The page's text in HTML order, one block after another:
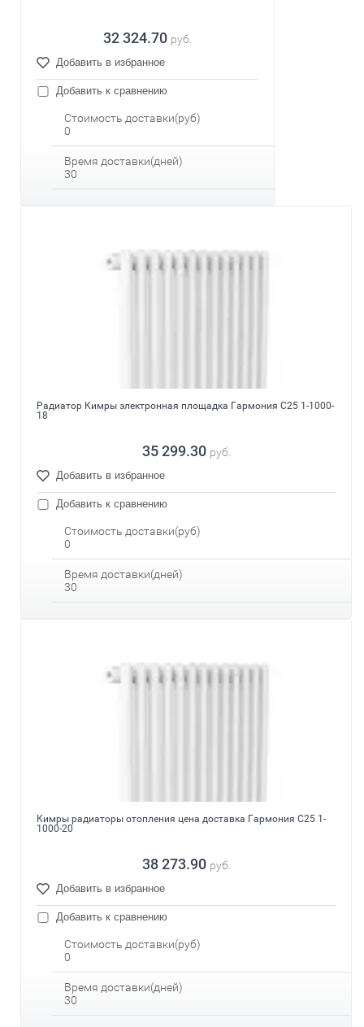
32 324.70 руб.
Добавить в избранное
Добавить к сравнению
Стоимость доставки(руб)
0
Время доставки(дней)
30
Радиатор Кимры электронная площадка Гармония С25 1-1000-
18
35 299.30 руб.
Добавить в избранное
Добавить к сравнению
Стоимость доставки(руб)
0
Время доставки(дней)
30
Кимры радиаторы отопления цена доставка Гармония С25 1-
1000-20
38 273.90 руб.
Добавить в избранное
Добавить к сравнению
Стоимость доставки(руб)
0
Время доставки(дней)
30